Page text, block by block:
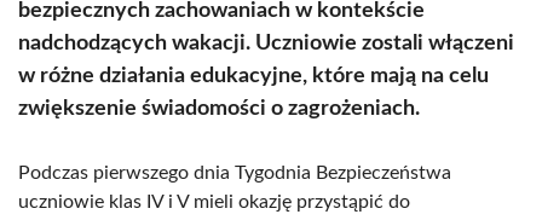
bezpiecznych zachowaniach w kontekście
nadchodzących wakacji. Uczniowie zostali włączeni
w różne działania edukacyjne, które mają na celu
zwiększenie świadomości o zagrożeniach.
Podczas pierwszego dnia Tygodnia Bezpieczeństwa
uczniowie klas IV i V mieli okazję przystąpić do